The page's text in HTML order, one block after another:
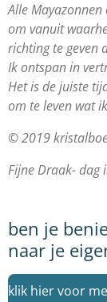
Alle
om vanuit
richting te geven
Ik ontspan in
Het is de juiste
om te leven wat
© 2019
Fijne Draak- dag
ben je
naar je
klik hier voor